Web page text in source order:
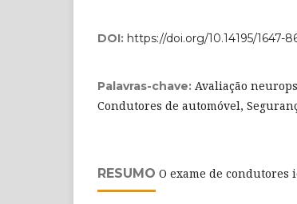
DOI: https://doi.org/10.14195/1647-
Palavras-chave: Avaliação
Condutores de automóvel,
RESUMO O exame de condutores